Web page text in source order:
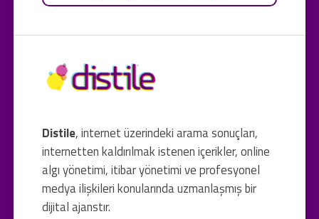
Distile, internet üzerindeki arama sonuçları,
internetten kaldırılmak istenen içerikler, online
algı yönetimi, itibar yönetimi ve profesyonel
medya ilişkileri konularında uzmanlaşmış bir
dijital ajanstır.